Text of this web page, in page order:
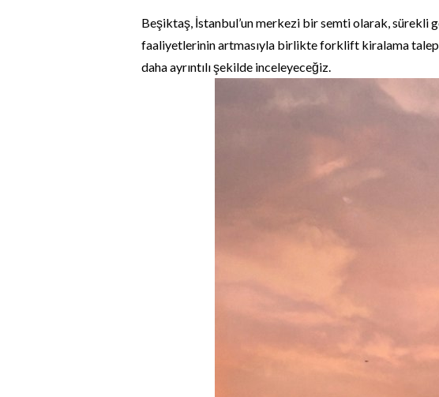
Beşiktaş, İstanbul’un merkezi bir semti olarak, sürekli
faaliyetlerinin artmasıyla birlikte forklift kiralama
daha ayrıntılı şekilde inceleyeceğiz.